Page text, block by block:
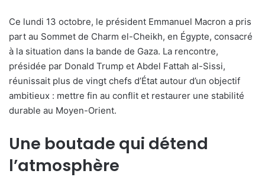
Ce lundi 13 octobre, le président Emmanuel Macron a pris
part au Sommet de Charm el-Cheikh, en Égypte, consacré
à la situation dans la bande de Gaza. La rencontre,
présidée par Donald Trump et Abdel Fattah al-Sissi,
réunissait plus de vingt chefs d’État autour d’un objectif
ambitieux : mettre fin au conflit et restaurer une stabilité
durable au Moyen-Orient.
Une boutade qui détend
l’atmosphère